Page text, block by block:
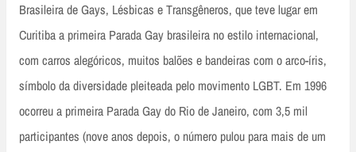
Brasileira de Gays, Lésbicas e Transgêneros, que teve lugar em
Curitiba a primeira Parada Gay brasileira no estilo internacional,
com carros alegóricos, muitos balões e bandeiras com o arco-íris,
símbolo da diversidade pleiteada pelo movimento LGBT. Em 1996
ocorreu a primeira Parada Gay do Rio de Janeiro, com 3,5 mil
participantes (nove anos depois, o número pulou para mais de um